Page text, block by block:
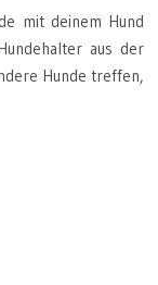
mit deinem Hund
aus der
Hunde treffen,